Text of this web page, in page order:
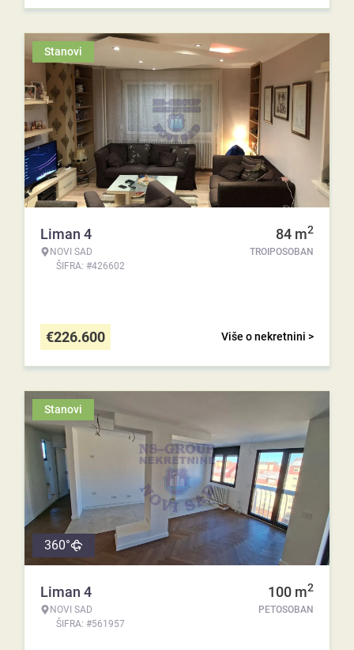
Stanovi
Liman 4
NOVI SAD
ŠIFRA: #426602
84 m2
TROIPOSOBAN
Više o nekretnini >
€226.600
Stanovi
360°
Liman 4
NOVI SAD
ŠIFRA: #561957
100 m2
PETOSOBAN